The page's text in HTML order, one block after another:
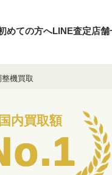
めての方へLINE査定店
機買取
国内買取額